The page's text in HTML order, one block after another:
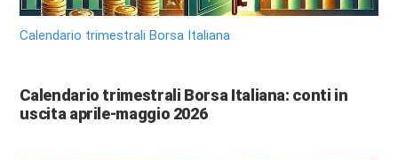
Calendario trimestrali Borsa Italiana
Calendario trimestrali Borsa Italiana: conti in
uscita aprile-maggio 2026